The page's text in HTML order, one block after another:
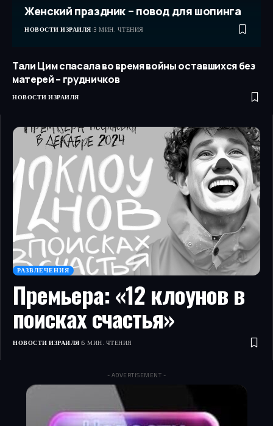
Женский праздник – повод для шопинга
НОВОСТИ ИЗРАИЛЯ 3 МИН. ЧТЕНИЯ
Тали Цим спасала во время войны оставшихся без
матерей – грудничков
НОВОСТИ ИЗРАИЛЯ
РАЗВЛЕЧЕНИЯ
Премьера: «12 клоунов в
поисках счастья»
НОВОСТИ ИЗРАИЛЯ 6 МИН. ЧТЕНИЯ
- ADVERTISEMENT -